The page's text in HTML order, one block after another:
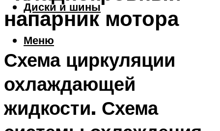
Диски и шины
Меню
напарник мотора
Схема циркуляции
охлаждающей
жидкости. Схема